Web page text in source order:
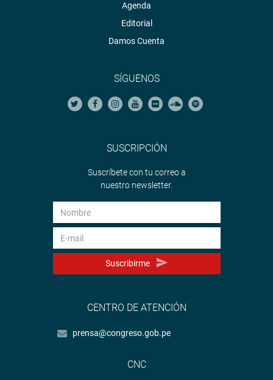
Agenda
Editorial
Damos Cuenta
SÍGUENOS
SUSCRIPCIÓN
Suscríbete con tu correo a
nuestro newsletter.
Suscribirme
CENTRO DE ATENCIÓN
prensa@congreso.gob.pe
CNC